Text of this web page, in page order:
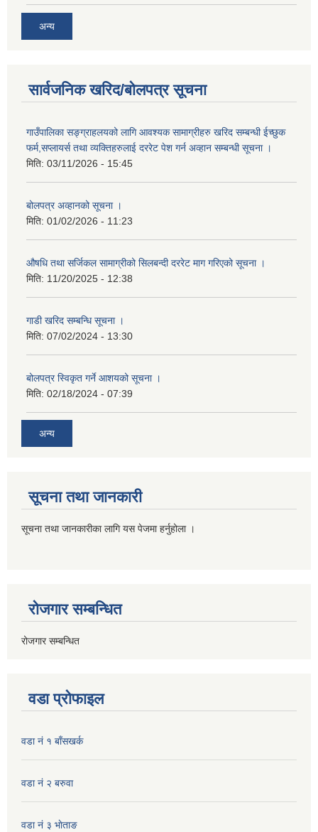
अन्य
सार्वजनिक खरिद/बोलपत्र सूचना
गाउँपालिका सङ्ग्राहलयको लागि आवश्यक सामाग्रीहरु खरिद सम्बन्धी ईच्छुक
फर्म,सप्लायर्स तथा व्यक्तिहरुलाई दररेट पेश गर्न अव्हान सम्बन्धी सूचना ।
मिति: 03/11/2026 - 15:45
बोलपत्र अव्हानको सूचना ।
मिति: 01/02/2026 - 11:23
औषधि तथा सर्जिकल सामाग्रीको सिलबन्दी दररेट माग गरिएको सूचना ।
मिति: 11/20/2025 - 12:38
गाडी खरिद सम्बन्धि सूचना ।
मिति: 07/02/2024 - 13:30
बोलपत्र स्विकृत गर्ने आशयको सूचना ।
मिति: 02/18/2024 - 07:39
अन्य
सूचना तथा जानकारी
सूचना तथा जानकारीका लागि यस पेजमा हर्नुहोला ।
रोजगार सम्बन्धित
रोजगार सम्बन्धित
वडा प्रोफाइल
वडा नं १ बाँसखर्क
वडा नं २ बरुवा
वडा नं ३ भाेताङ